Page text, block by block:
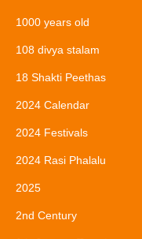
1000 years old
108 divya stalam
18 Shakti Peethas
2024 Calendar
2024 Festivals
2024 Rasi Phalalu
2025
2nd Century